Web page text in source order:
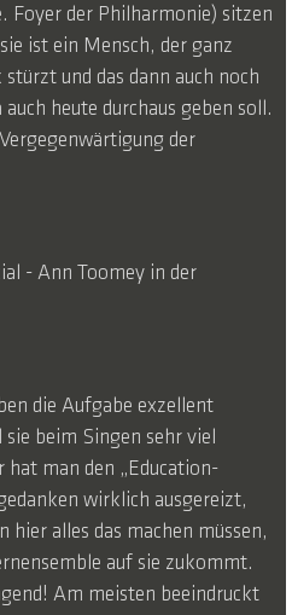
Foyer der Philharmonie) sitzen
ist ein Mensch, der ganz
und das dann auch noch
heute durchaus geben soll.
der
- Ann Toomey in der
die Aufgabe exzellent
beim Singen sehr viel
hat man den „Education-
wirklich ausgereizt,
hier alles das machen müssen,
auf sie zukommt.
Am meisten beeindruckt